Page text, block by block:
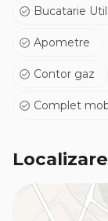
Bucatarie
Apometre
Contor gaz
Complet
Localizare